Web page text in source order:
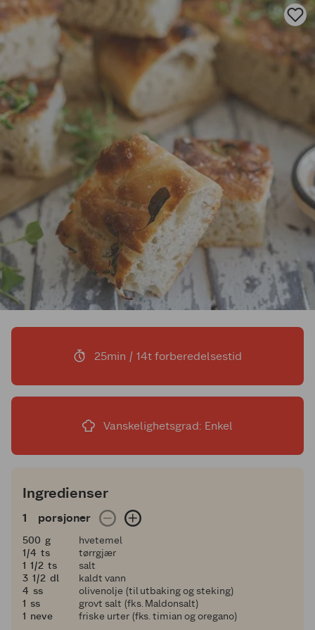
25min / 14t forberedelsestid
Vanskelighetsgrad: Enkel
Ingredienser
1 porsjoner
1 porsjoner
500
500 g
hvetemel
en fjerdedel
1/4 ts
tørrgjær
1 og en halv
1 1/2 ts
salt
3 og en halv
3 1/2 dl
kaldt vann
4
4 ss
olivenolje (til utbaking og steking)
11 ss
grovt salt (fks. Maldonsalt)
11 neve friske urter (fks. timian og oregano)